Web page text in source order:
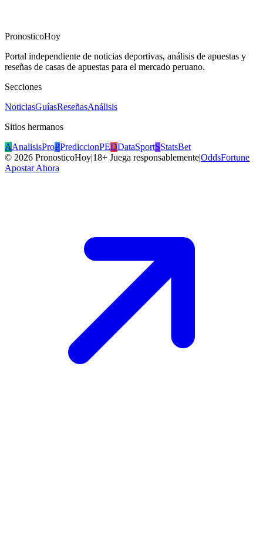
PronosticoHoy
Portal independiente de noticias deportivas, análisis de apuestas y
reseñas de casas de apuestas para el mercado peruano.
Secciones
NoticiasGuíasReseñasAnálisis
Sitios hermanos
AAnalisisProPPrediccionPEDDataSportSStatsBet
© 2026 PronosticoHoy|18+ Juega responsablemente|OddsFortune
Apostar Ahora